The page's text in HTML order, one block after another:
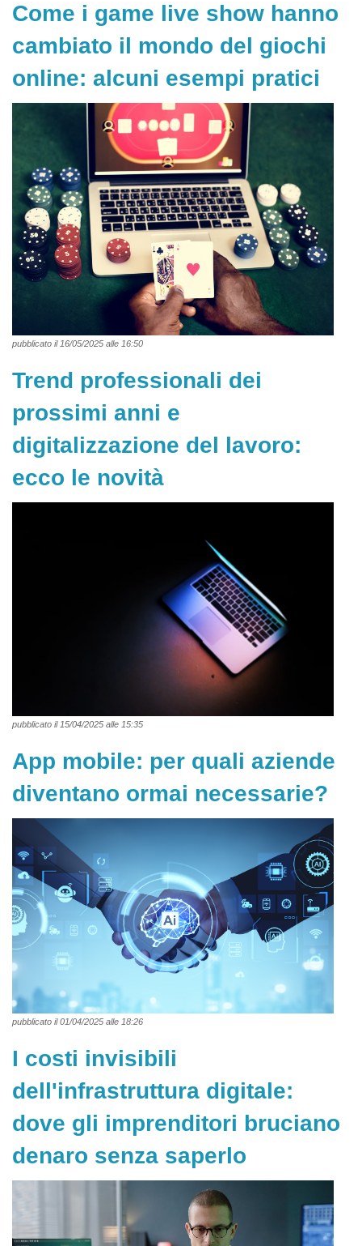
Come i game live show hanno
cambiato il mondo del giochi
online: alcuni esempi pratici
pubblicato il 16/05/2025 alle 16:50
Trend professionali dei
prossimi anni e
digitalizzazione del lavoro:
ecco le novità
pubblicato il 15/04/2025 alle 15:35
App mobile: per quali aziende
diventano ormai necessarie?
pubblicato il 01/04/2025 alle 18:26
I costi invisibili
dell'infrastruttura digitale:
dove gli imprenditori bruciano
denaro senza saperlo